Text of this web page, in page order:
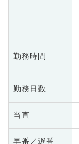
勤務時間
勤務日数
当直
早番／遅番